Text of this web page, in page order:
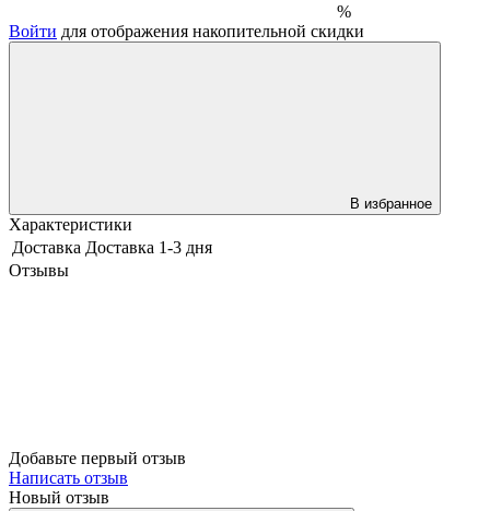
%
Войти для отображения накопительной скидки
В избранное
Характеристики
Доставка Доставка 1-3 дня
Отзывы
Добавьте первый отзыв
Написать отзыв
Новый отзыв